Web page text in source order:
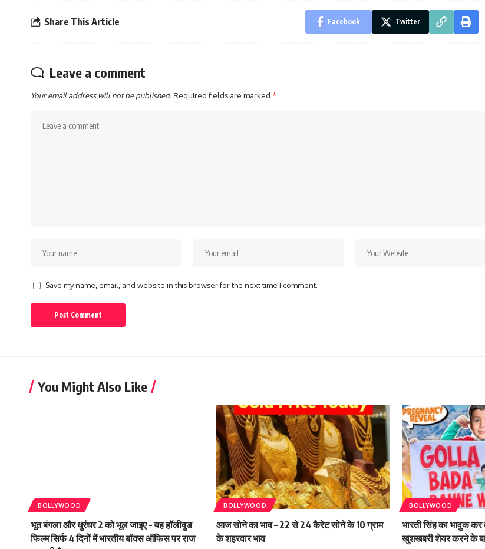
Share This Article Facebook Twitter
Leave a comment
Your email address will not be published.Required fields are marked *
Save my name, email, and website in this browser for the next time I comment.
You Might Also Like
BOLLYWOOD
भूत बंगला और धुरंधर 2 को भूल जाइए – यह हॉलीवुड
फिल्म सिर्फ 4 दिनों में भारतीय बॉक्स ऑफिस पर राज
BOLLYWOOD
आज सोने का भाव – 22 से 24 कैरेट सोने के 10 ग्राम
के शहरवार भाव
BOLLYWOOD
भारती सिंह का भावुक
खुशखबरी शेयर करने के